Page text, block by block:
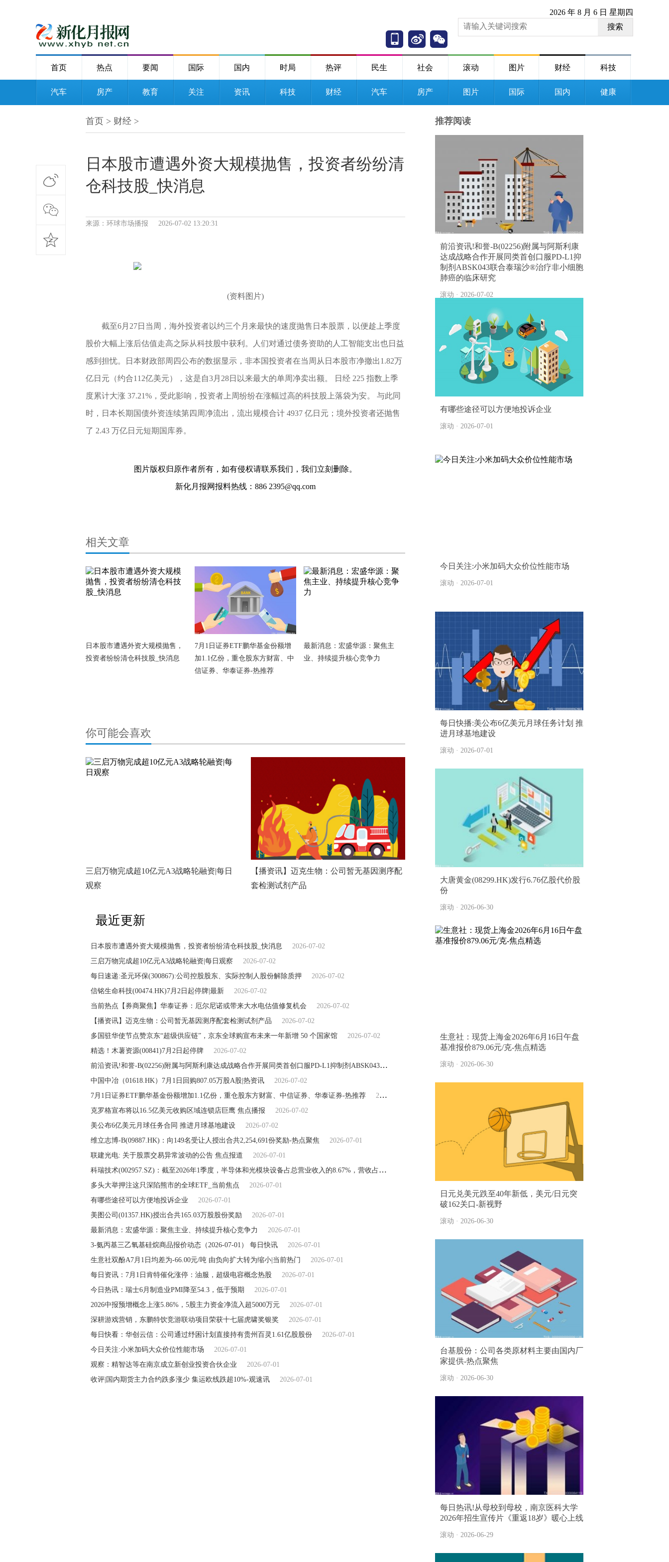
2026 年 8 月 6 日 星期四
搜索
首页 热点 要闻 国际 国内 时局 热评 民生 社会 滚动 图片 财经 科技
汽车 房产 教育 关注 资讯 科技 财经 汽车 房产 图片 国际 国内 健康
首页 > 财经 >
日本股市遭遇外资大规模抛售，投资者纷纷清
仓科技股_快消息
来源：环球市场播报 2026-07-02 13:20:31
(资料图片)
截至6月27日当周，海外投资者以约三个月来最快的速度抛售日本股票，以便趁上季度
股价大幅上涨后估值走高之际从科技股中获利。人们对通过债务资助的人工智能支出也日益
感到担忧。日本财政部周四公布的数据显示，非本国投资者在当周从日本股市净撤出1.82万
亿日元（约合112亿美元），这是自3月28日以来最大的单周净卖出额。 日经 225 指数上季
度累计大涨 37.21%，受此影响，投资者上周纷纷在涨幅过高的科技股上落袋为安。 与此同
时，日本长期国债外资连续第四周净流出，流出规模合计 4937 亿日元；境外投资者还抛售
了 2.43 万亿日元短期国库券。
图片版权归原作者所有，如有侵权请联系我们，我们立刻删除。
新化月报网报料热线：886 2395@qq.com
相关文章
日本股市遭遇外资大规模抛售，
投资者纷纷清仓科技股_快消息
7月1日证券ETF鹏华基金份额增
加1.1亿份，重仓股东方财富、中
信证券、华泰证券-热推荐
最新消息：宏盛华源：聚焦主
业、持续提升核心竞争力
你可能会喜欢
三启万物完成超10亿元A3战略轮融资|每日
观察
【播资讯】迈克生物：公司暂无基因测序配
套检测试剂产品
最近更新
日本股市遭遇外资大规模抛售，投资者纷纷清仓科技股_快消息
2026-07-02
三启万物完成超10亿元A3战略轮融资|每日观察
2026-07-02
每日速递:圣元环保(300867):公司控股股东、实际控制人股份解除质押
2026-07-02
信铭生命科技(00474.HK)7月2日起停牌|最新
2026-07-02
当前热点【券商聚焦】华泰证券：厄尔尼诺或带来大水电估值修复机会
2026-07-02
【播资讯】迈克生物：公司暂无基因测序配套检测试剂产品
2026-07-02
多国驻华使节点赞京东“超级供应链”，京东全球购宣布未来一年新增 50 个国家馆
2026-07-02
精选！木薯资源(00841)7月2日起停牌
2026-07-02
前沿资讯!和誉-B(02256)附属与阿斯利康达成战略合作开展同类首创口服PD-L1抑制剂ABSK043联合泰瑞沙®治疗非小细胞肺癌的临床研究
中国中冶（01618.HK）7月1日回购807.05万股A股|热资讯
2026-07-02
7月1日证券ETF鹏华基金份额增加1.1亿份，重仓股东方财富、中信证券、华泰证券-热推荐
2026-07-02
克罗格宣布将以16.5亿美元收购区域连锁店巨鹰 焦点播报
2026-07-02
美公布6亿美元月球任务合同 推进月球基地建设
2026-07-02
维立志博-B(09887.HK)：向149名受让人授出合共2,254,691份奖励-热点聚焦
2026-07-01
联建光电: 关于股票交易异常波动的公告 焦点报道
2026-07-01
科瑞技术(002957.SZ)：截至2026年1季度，半导体和光模块设备占总营业收入的8.67%，营收占比不高
多头大举押注这只深陷熊市的全球ETF_当前焦点
2026-07-01
有哪些途径可以方便地投诉企业
2026-07-01
美图公司(01357.HK)授出合共165.03万股股份奖励
2026-07-01
最新消息：宏盛华源：聚焦主业、持续提升核心竞争力
2026-07-01
3-氨丙基三乙氧基硅烷商品报价动态（2026-07-01） 每日快讯
2026-07-01
生意社双酚A7月1日均差为-66.00元/吨 由负向扩大转为缩小|当前热门
2026-07-01
每日资讯：7月1日肯特催化涨停：油服，超级电容概念热股
2026-07-01
今日热讯：瑞士6月制造业PMI降至54.3，低于预期
2026-07-01
2026中报预增概念上涨5.86%，5股主力资金净流入超5000万元
2026-07-01
深耕游戏营销，东鹏特饮竞游联动项目荣获十七届虎啸奖银奖
2026-07-01
每日快看：华创云信：公司通过纾困计划直接持有贵州百灵1.61亿股股份
2026-07-01
今日关注:小米加码大众价位性能市场
2026-07-01
观察：精智达等在南京成立新创业投资合伙企业
2026-07-01
收评|国内期货主力合约跌多涨少 集运欧线跌超10%-观速讯
2026-07-01
推荐阅读
前沿资讯!和誉-B(02256)附属与阿斯利康
达成战略合作开展同类首创口服PD-L1抑
制剂ABSK043联合泰瑞沙®治疗非小细胞
肺癌的临床研究
滚动 · 2026-07-02
有哪些途径可以方便地投诉企业
滚动 · 2026-07-01
今日关注:小米加码大众价位性能市场
滚动 · 2026-07-01
每日快播:美公布6亿美元月球任务计划 推
进月球基地建设
滚动 · 2026-07-01
大唐黄金(08299.HK)发行6.76亿股代价股
份
滚动 · 2026-06-30
生意社：现货上海金2026年6月16日午盘
基准报价879.06元/克-焦点精选
滚动 · 2026-06-30
日元兑美元跌至40年新低，美元/日元突
破162关口-新视野
滚动 · 2026-06-30
台基股份：公司各类原材料主要由国内厂
家提供-热点聚焦
滚动 · 2026-06-30
每日热讯!从母校到母校，南京医科大学
2026年招生宣传片《重返18岁》暖心上线
滚动 · 2026-06-29